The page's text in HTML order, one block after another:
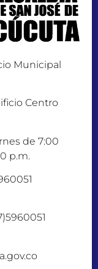
Municipal
Centro
de 7:00
p.m.